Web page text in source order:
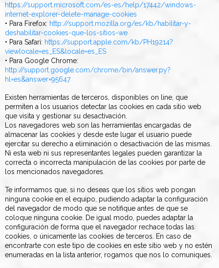
https://support.microsoft.com/es-es/help/17442/windows-
internet-explorer-delete-manage-cookies
• Para Firefox: http://support.mozilla.org/es/kb/habilitar-y-
deshabilitar-cookies-que-los-sitios-we
• Para Safari: https://support.apple.com/kb/PH19214?
viewlocale=es_ES&locale=es_ES
• Para Google Chrome:
http://support.google.com/chrome/bin/answer.py?
hl=es&answer=95647
Existen herramientas de terceros, disponibles on line, que
permiten a los usuarios detectar las cookies en cada sitio web
que visita y gestionar su desactivación.
Los navegadores web son las herramientas encargadas de
almacenar las cookies y desde este lugar el usuario puede
ejercitar su derecho a eliminación o desactivación de las mismas.
Ni esta web ni sus representantes legales pueden garantizar la
correcta o incorrecta manipulación de las cookies por parte de
los mencionados navegadores.
Te informamos que, si no deseas que los sitios web pongan
ninguna cookie en el equipo, pudiendo adaptar la configuración
del navegador de modo que se notifique antes de que se
coloque ninguna cookie. De igual modo, puedes adaptar la
configuración de forma que el navegador rechace todas las
cookies, o únicamente las cookies de terceros. En caso de
encontrarte con este tipo de cookies en este sitio web y no estén
enumeradas en la lista anterior, rogamos que nos lo comuniques.